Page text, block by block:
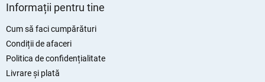
Informații pentru tine
Cum să faci cumpărături
Condiții de afaceri
Politica de confidențialitate
Livrare și plată